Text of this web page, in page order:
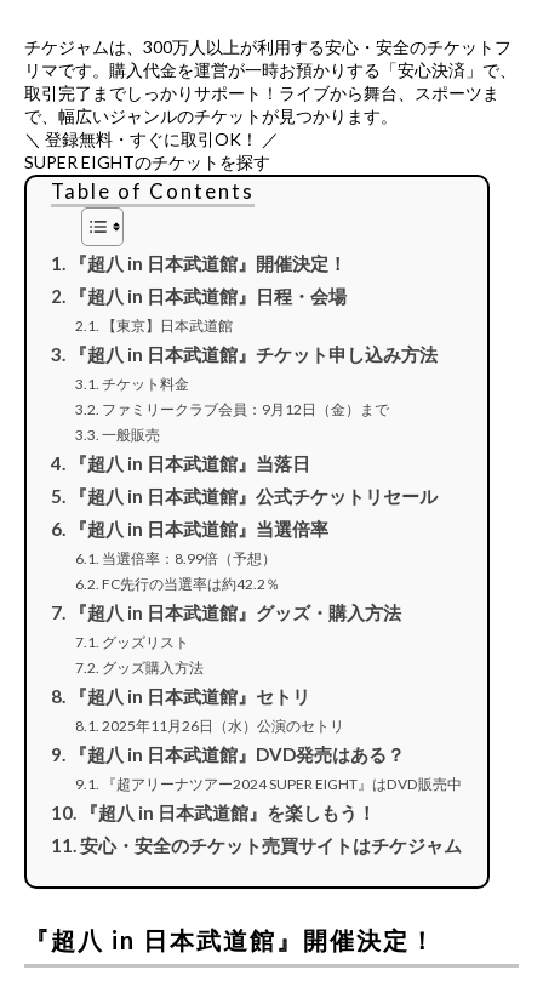
チケジャムは、 300万人以上が利用する安心・安全のチケットフ
リマです。購入代金を運営が一時お預かりする「安心決済」で、
取引完了までしっかりサポート！ライブから舞台、スポーツま
で、幅広いジャンルのチケットが見つかります。
＼ 登録無料・すぐに取引OK！ ／
SUPER EIGHTのチケットを探す
Table of Contents
『超八 in 日本武道館』開催決定！
『超八 in 日本武道館』日程・会場
【東京】日本武道館
『超八 in 日本武道館』チケット申し込み方法
チケット料金
ファミリークラブ会員：9月12日（金）まで
一般販売
『超八 in 日本武道館』当落日
『超八 in 日本武道館』公式チケットリセール
『超八 in 日本武道館』当選倍率
当選倍率：8.99倍（予想）
FC先行の当選率は約42.2％
『超八 in 日本武道館』グッズ・購入方法
グッズリスト
グッズ購入方法
『超八 in 日本武道館』セトリ
2025年11月26日（水）公演のセトリ
『超八 in 日本武道館』DVD発売はある？
『超アリーナツアー2024 SUPER EIGHT』はDVD販売中
『超八 in 日本武道館』を楽しもう！
安心・安全のチケット売買サイトはチケジャム
『超八 in 日本武道館』開催決定！